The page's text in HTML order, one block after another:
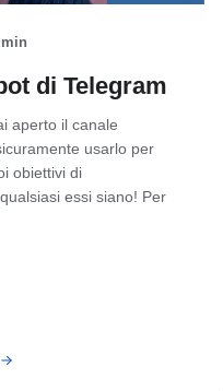
di Telegram
aperto il canale
usarlo per
obiettivi di
essi siano! Per